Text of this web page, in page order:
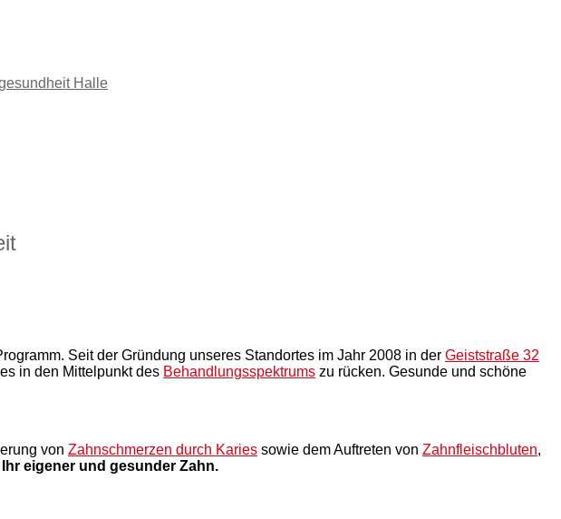
Halle
Seit der Gründung unseres Standortes im Jahr 2008 in der Geiststraße 32
in den Mittelpunkt des Behandlungsspektrums zu rücken. Gesunde und schöne
von Zahnschmerzen durch Karies sowie dem Auftreten von Zahnfleischbluten,
Ihr eigener und gesunder Zahn.